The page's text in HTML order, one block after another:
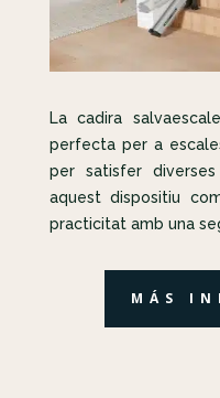
La cadira
perfecta per a
per satisfer
aquest dispositiu
practicitat amb una
MÁS